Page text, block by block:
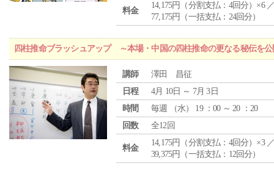
料金
14,175円（分割支払：4回分）×6
77,175円（一括支払：24回分）
四柱推命ブラッシュアップ ～本場・中国の四柱推命の更なる秘伝を
講師
澤田 昌征
日程
4月 10日 ～ 7月 3日
時間
毎週 （水） 19 ：00 ～ 20 ：20
回数
全12回
料金
14,175円（分割支払：4回分）×3
39,375円（一括支払：12回分）